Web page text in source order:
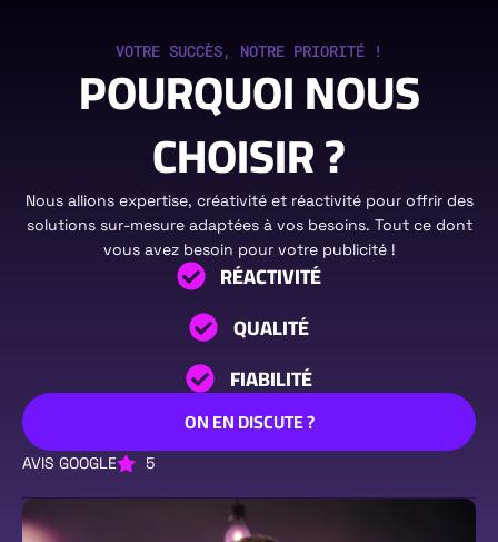
VOTRE SUCCÈS, NOTRE PRIORITÉ !
POURQUOI NOUS
CHOISIR ?
Nous allions expertise, créativité et réactivité pour offrir des
solutions sur-mesure adaptées à vos besoins. Tout ce dont
vous avez besoin pour votre publicité !
RÉACTIVITÉ
QUALITÉ
FIABILITÉ
ON EN DISCUTE ?
AVIS GOOGLE 5